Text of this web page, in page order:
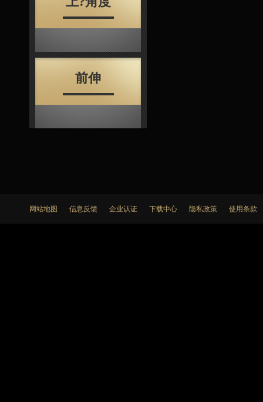
前伸
网站地图 信息反馈 企业认证 下载中心 隐私政策 使用条款